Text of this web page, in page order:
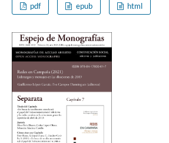
pdf epub html